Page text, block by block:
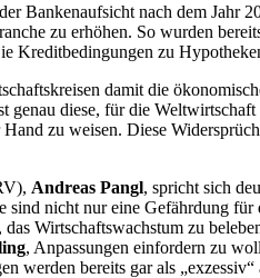
Bankenaufsicht nach dem
zu erhöhen. So wurden
zu
damit die
diese, für die
zu weisen. Diese
Andreas Pangl, spricht sich
nicht nur eine Gefährdung
Wirtschaftswachstum zu
, Anpassungen einfordern zu
werden bereits gar als „exzessiv“